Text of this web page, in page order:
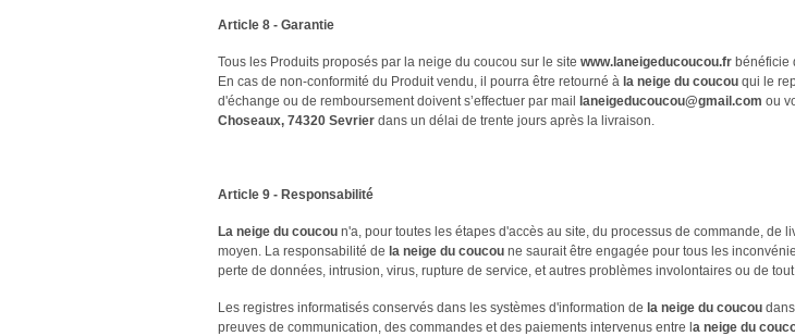
Article 8 - Garantie
Tous les Produits proposés par la neige du coucou sur le site www.laneigeducoucou.fr bénéficie
En cas de non-conformité du Produit vendu, il pourra être retourné à la neige du coucou qui le
d'échange ou de remboursement doivent s’effectuer par mail laneigeducoucou@gmail.com ou
Choseaux, 74320 Sevrier dans un délai de trente jours après la livraison.
Article 9 - Responsabilité
La neige du coucou n'a, pour toutes les étapes d'accès au site, du processus de commande,
moyen. La responsabilité de la neige du coucou ne saurait être engagée pour tous les
perte de données, intrusion, virus, rupture de service, et autres problèmes involontaires ou de
Les registres informatisés conservés dans les systèmes d'information de la neige du coucou
preuves de communication, des commandes et des paiements intervenus entre la neige du